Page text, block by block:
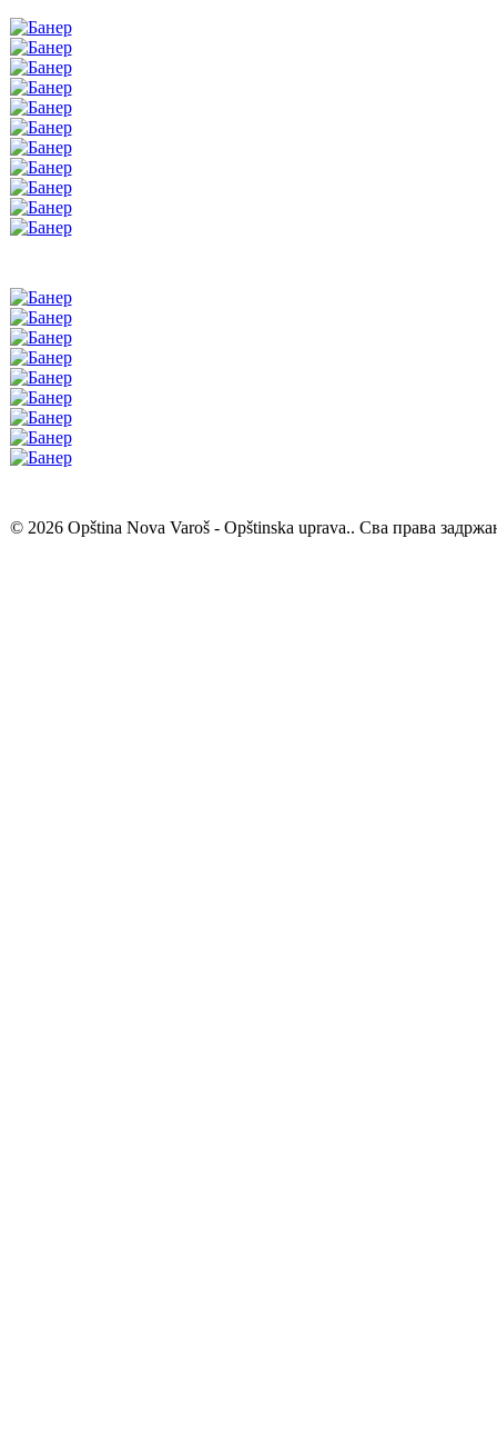
© 2026 Opština Nova Varoš - Opštinska uprava.. Сва права